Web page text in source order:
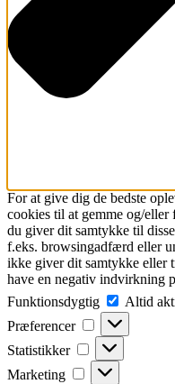
For at give dig de bedste
cookies til at gemme og/
du giver dit samtykke til
f.eks. browsingadfærd eller
ikke giver dit samtykke eller
have en negativ indvirkning
Funktionsdygtig
Altid
Præferencer
Præferencer
Statistikker Statistikker
Marketing Marketing